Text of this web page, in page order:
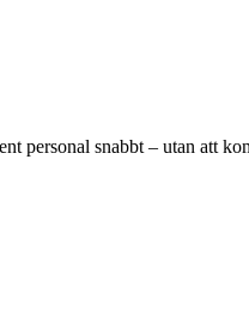
personal snabbt – utan att